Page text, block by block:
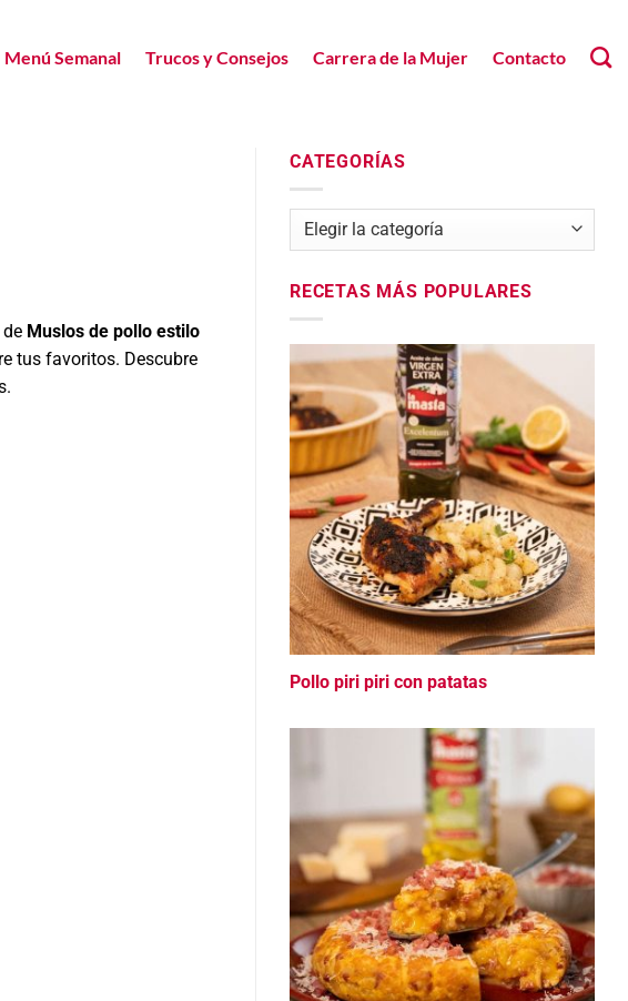
Menú Semanal Trucos y Consejos Carrera de la Mujer Contacto
Muslos de pollo estilo
tus favoritos. Descubre
CATEGORÍAS
Categorías
RECETAS MÁS POPULARES
Pollo piri piri con patatas